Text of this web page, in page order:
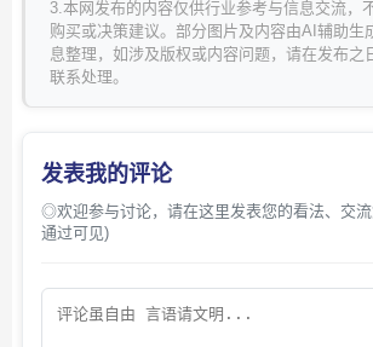
3.本网发布的内容仅供行业参考与信息交流，
购买或决策建议。部分图片及内容由AI辅助生
息整理，如涉及版权或内容问题，请在发布之
联系处理。
发表我的评论
◎欢迎参与讨论，请在这里发表您的看法、交
通过可见)